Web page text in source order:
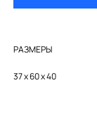
РАЗМЕРЫ
37 х 60 х 40